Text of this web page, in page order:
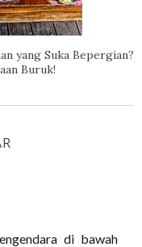
yang Suka Bepergian?
Buruk!
di bawah